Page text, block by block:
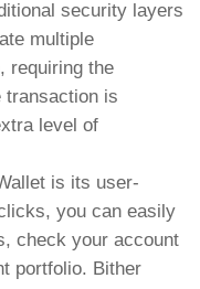
security layers
multiple
requiring the
transaction is
level of
is its user-
you can easily
check your account
portfolio. Bither